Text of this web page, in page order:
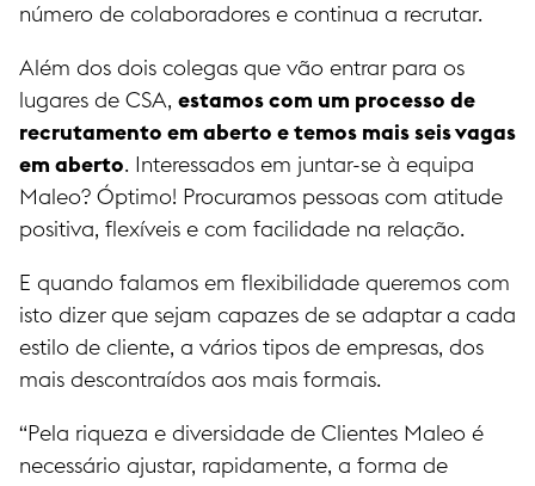
número de colaboradores e continua a recrutar.
Além dos dois colegas que vão entrar para os
lugares de CSA, estamos com um processo de
recrutamento em aberto e temos mais seis vagas
em aberto. Interessados em juntar-se à equipa
Maleo? Óptimo! Procuramos pessoas com atitude
positiva, flexíveis e com facilidade na relação.
E quando falamos em flexibilidade queremos com
isto dizer que sejam capazes de se adaptar a cada
estilo de cliente, a vários tipos de empresas, dos
mais descontraídos aos mais formais.
“Pela riqueza e diversidade de Clientes Maleo é
necessário ajustar, rapidamente, a forma de